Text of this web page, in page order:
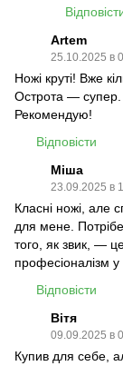
Artem
25.10.2025 в
Ножі круті! Вже
Острота — супер.
Рекомендую!
Відповісти
Міша
23.09.2025 в
Класні ножі, але
для мене.
того, як звик, —
професіоналізм у
Відповісти
Вітя
09.09.2025 в
Купив для себе,